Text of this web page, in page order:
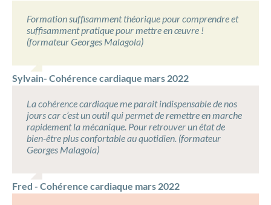
Formation suffisamment théorique pour comprendre et
suffisamment pratique pour mettre en œuvre !
(formateur Georges Malagola)
Sylvain- Cohérence cardiaque mars 2022
La cohérence cardiaque me parait indispensable de nos
jours car c’est un outil qui permet de remettre en marche
rapidement la mécanique. Pour retrouver un état de
bien-être plus confortable au quotidien. (formateur
Georges Malagola)
Fred - Cohérence cardiaque mars 2022